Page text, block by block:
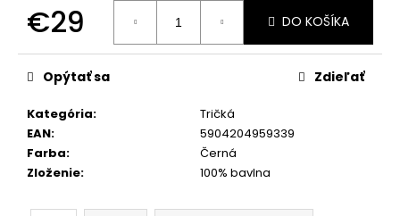
€29
cena:
DO KOŠÍKA
Kategória:
Tričká
EAN:
5904204959339
Farba:
Černá
Zloženie: 100% bavlna
Opýtať sa Zdieľať